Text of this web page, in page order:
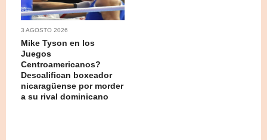
3 AGOSTO 2026
Mike Tyson en los
Juegos
Centroamericanos?
Descalifican boxeador
nicaragüense por morder
a su rival dominicano